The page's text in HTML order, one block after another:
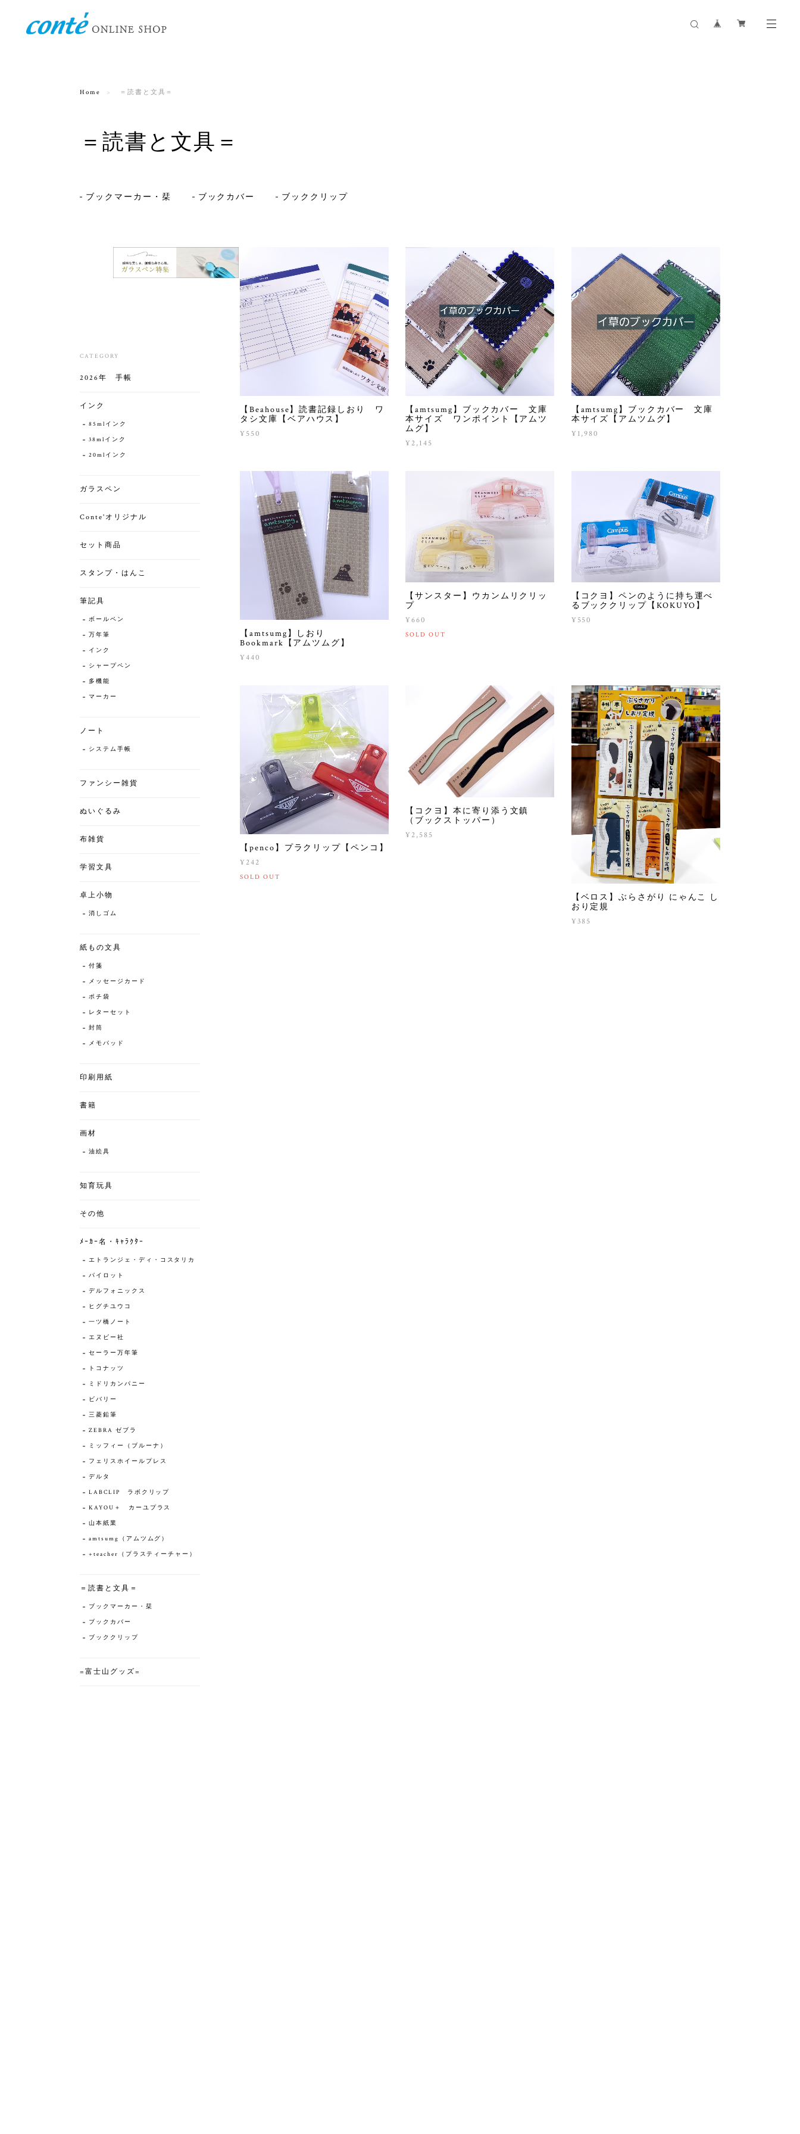
Home ＝読書と文具＝
＝読書と文具＝
ブックマーカー・栞 ブックカバー ブッククリップ
【Beahouse】読書記録しおり ワ
タシ文庫【ベアハウス】
¥550
【amtsumg】ブックカバー 文庫
本サイズ ワンポイント【アムツ
ムグ】
¥2,145
【amtsumg】ブックカバー 文庫
本サイズ【アムツムグ】
¥1,980
【amtsumg】しおり
Bookmark【アムツムグ】
¥440
【サンスター】ウカンムリクリッ
プ
¥660
SOLD OUT
【コクヨ】ペンのように持ち運べ
るブッククリップ【KOKUYO】
¥550
【penco】プラクリップ【ペンコ】
¥242
SOLD OUT
【コクヨ】本に寄り添う文鎮
（ブックストッパー）
¥2,585
【ベロス】ぶらさがり にゃんこ し
おり定規
¥385
CATEGORY
2026年 手帳
インク
85mlインク
38mlインク
20mlインク
ガラスペン
Conte'オリジナル
セット商品
スタンプ・はんこ
筆記具
ボールペン
万年筆
インク
シャープペン
多機能
マーカー
ノート
システム手帳
ファンシー雑貨
ぬいぐるみ
布雑貨
学習文具
卓上小物
消しゴム
紙もの文具
付箋
メッセージカード
ポチ袋
レターセット
封筒
メモパッド
印刷用紙
書籍
画材
油絵具
知育玩具
その他
ﾒｰｶｰ名・ｷｬﾗｸﾀｰ
エトランジェ・ディ・コスタリカ
パイロット
デルフォニックス
ヒグチユウコ
一ツ橋ノート
エヌビー社
セーラー万年筆
トコナッツ
ミドリカンパニー
ビバリー
三菱鉛筆
ZEBRA ゼブラ
ミッフィー（ブルーナ）
フェリスホイールプレス
デルタ
LABCLIP ラボクリップ
KAYOU＋ カーユプラス
山本紙業
amtsumg（アムツムグ）
+teacher（プラスティーチャー）
＝読書と文具＝
ブックマーカー・栞
ブックカバー
ブッククリップ
=富士山グッズ=